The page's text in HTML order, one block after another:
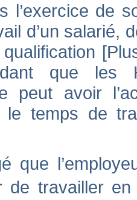
l’exercice de
d’un salarié,
[
que
peut avoir
le temps de
que
de travailler